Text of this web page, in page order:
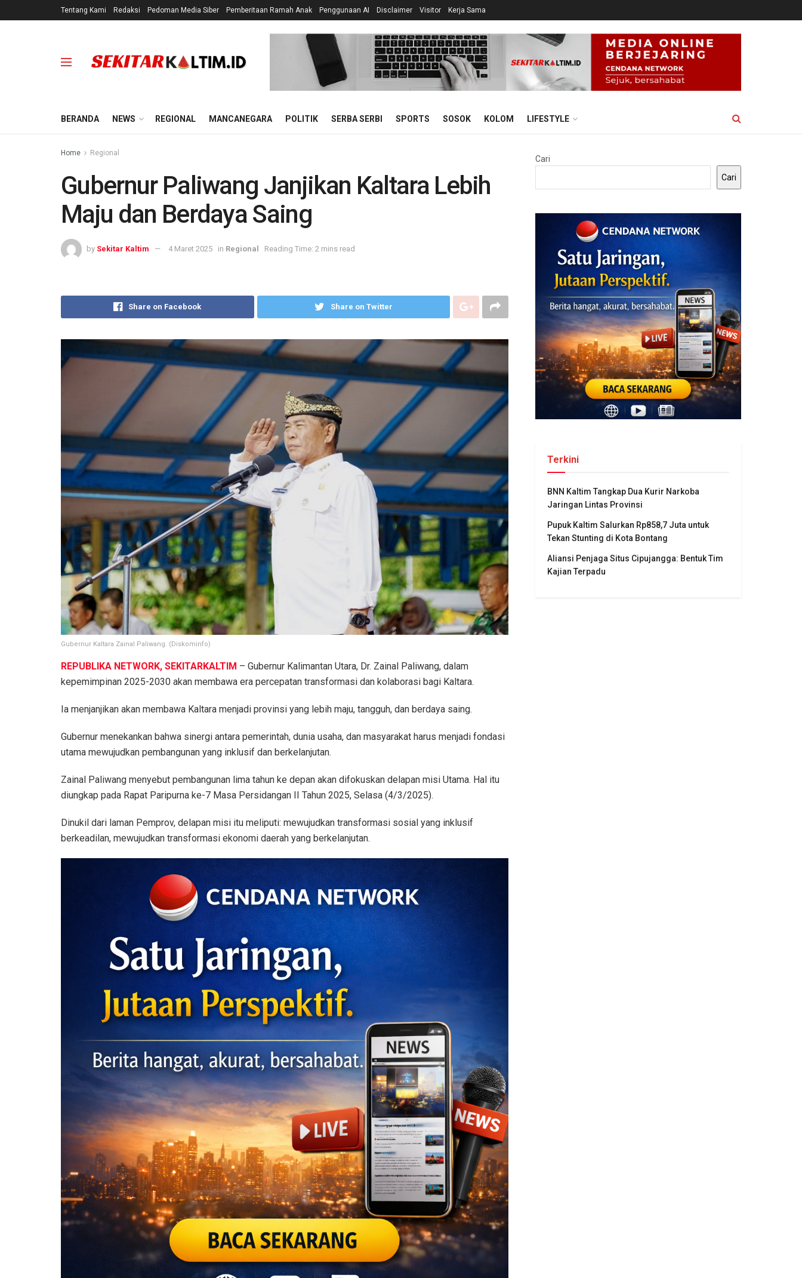
Tentang Kami Redaksi Pedoman Media Siber Pemberitaan Ramah Anak Penggunaan AI Disclaimer Visitor Kerja Sama
BERANDA NEWS REGIONAL MANCANEGARA POLITIK SERBA SERBI SPORTS SOSOK KOLOM LIFESTYLE
Home Regional
Gubernur Paliwang Janjikan Kaltara Lebih
Maju dan Berdaya Saing
by Sekitar Kaltim 4 Maret 2025 in Regional Reading Time: 2 mins read
Share on Facebook Share on Twitter
Gubernur Kaltara Zainal Paliwang. (Diskominfo)
REPUBLIKA NETWORK, SEKITARKALTIM – Gubernur Kalimantan Utara, Dr. Zainal Paliwang, dalam
kepemimpinan 2025-2030 akan membawa era percepatan transformasi dan kolaborasi bagi Kaltara.
Ia menjanjikan akan membawa Kaltara menjadi provinsi yang lebih maju, tangguh, dan berdaya saing.
Gubernur menekankan bahwa sinergi antara pemerintah, dunia usaha, dan masyarakat harus menjadi fondasi
utama mewujudkan pembangunan yang inklusif dan berkelanjutan.
Zainal Paliwang menyebut pembangunan lima tahun ke depan akan difokuskan delapan misi Utama. Hal itu
diungkap pada Rapat Paripurna ke-7 Masa Persidangan II Tahun 2025, Selasa (4/3/2025).
Dinukil dari laman Pemprov, delapan misi itu meliputi: mewujudkan transformasi sosial yang inklusif
berkeadilan, mewujudkan transformasi ekonomi daerah yang berkelanjutan.
Cari
Cari
Terkini
BNN Kaltim Tangkap Dua Kurir Narkoba
Jaringan Lintas Provinsi
Pupuk Kaltim Salurkan Rp858,7 Juta untuk
Tekan Stunting di Kota Bontang
Aliansi Penjaga Situs Cipujangga: Bentuk Tim
Kajian Terpadu